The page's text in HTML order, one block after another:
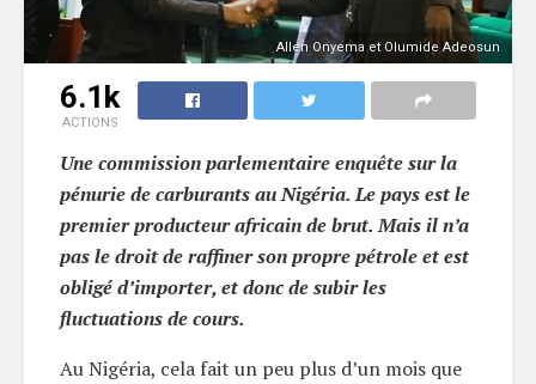
Allen Onyema et Olumide Adeosun
6.1k
ACTIONS
Une commission parlementaire enquête sur la
pénurie de carburants au Nigéria. Le pays est le
premier producteur africain de brut. Mais il n’a
pas le droit de raffiner son propre pétrole et est
obligé d’importer, et donc de subir les
fluctuations de cours.
Au Nigéria, cela fait un peu plus d’un mois que